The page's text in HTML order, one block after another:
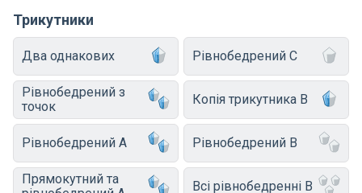
Трикутники
Два однакових Рівнобедрений C
Рівнобедрений з
точок
Копія трикутника B
Рівнобедрений A Рівнобедрений B
Прямокутний та
Всі рівнобедренні B